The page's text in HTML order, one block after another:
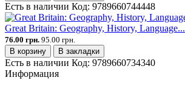
Есть в наличии Код: 9789660744448
Great Britain: Geography, History, Language...
76.00 грн. 95.00 грн.
В корзину
В закладки
Есть в наличии Код: 9789660734340
Информация